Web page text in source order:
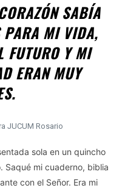
SABÍA
PARA MI VIDA,
FUTURO Y MI
ERAN MUY
.
JUCUM Rosario
sola en un quincho
mi cuaderno, biblia
con el Señor. Era mi